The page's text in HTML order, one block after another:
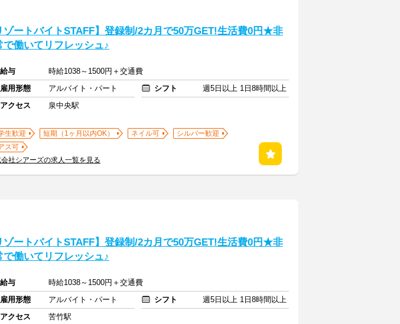
ゾートバイトSTAFF】登録制/2カ月で50万GET!生活費0円★非
で働いてリフレッシュ♪
給与
時給1038～1500円＋交通費
雇用形態
アルバイト・パート シフト
週5日以上 1日8時間以上
アクセス
泉中央駅
生歓迎 短期（1ヶ月以内OK） ネイル可
シルバー歓迎
ス可
社シアーズの求人一覧を見る
ゾートバイトSTAFF】登録制/2カ月で50万GET!生活費0円★非
で働いてリフレッシュ♪
給与
時給1038～1500円＋交通費
雇用形態
アルバイト・パート シフト
週5日以上 1日8時間以上
アクセス
苦竹駅